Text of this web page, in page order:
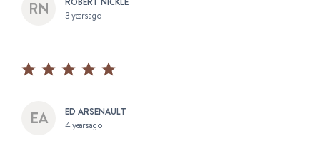
3 years ago
ED ARSENAULT
4 years ago